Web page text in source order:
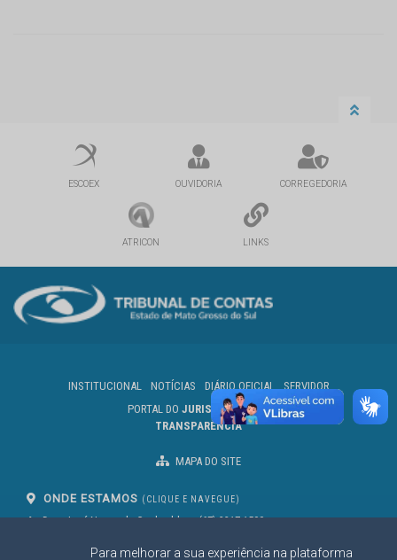
Para melhorar a sua experiência na plataforma
ESCOEX OUVIDORIA CORREGEDORIA
ATRICON LINKS
INSTITUCIONAL NOTÍCIAS DIÁRIO OFICIAL
SERVIDOR
PORTAL DO JURISDICIONADO
TRANSPARÊNCIA
MAPA DO SITE
ONDE ESTAMOS (CLIQUE E NAVEGUE)
Av. Des. José Nunes da Cunha, bloco
Campo Grande/MS
(67) 3317-1500